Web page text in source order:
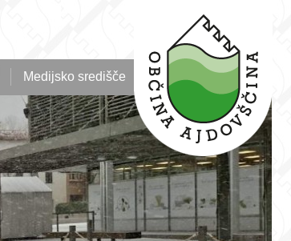
Medijsko središče